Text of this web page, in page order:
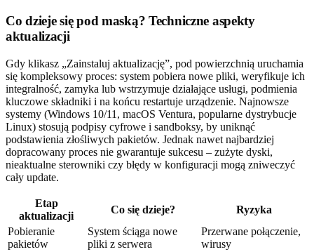
Co dzieje się pod maską? Techniczne aspekty
aktualizacji
Gdy klikasz „Zainstaluj aktualizację”, pod powierzchnią uruchamia
się kompleksowy proces: system pobiera nowe pliki, weryfikuje ich
integralność, zamyka lub wstrzymuje działające usługi, podmienia
kluczowe składniki i na końcu restartuje urządzenie. Najnowsze
systemy (Windows 10/11, macOS Ventura, popularne dystrybucje
Linux) stosują podpisy cyfrowe i sandboksy, by uniknąć
podstawienia złośliwych pakietów. Jednak nawet najbardziej
dopracowany proces nie gwarantuje sukcesu – zużyte dyski,
nieaktualne sterowniki czy błędy w konfiguracji mogą zniweczyć
cały update.
Etap
aktualizacji
Co się dzieje?
Ryzyka
Pobieranie
pakietów
System ściąga nowe
pliki z serwera
Przerwane połączenie,
wirusy